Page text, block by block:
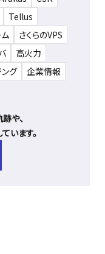
Tellus
さくらのVPS
高火力
グ 企業情報
や、
います。